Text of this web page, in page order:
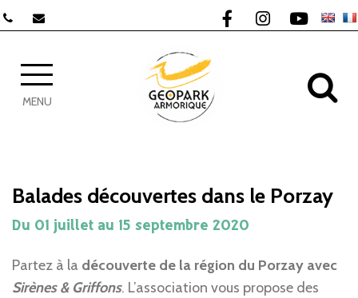
Lien vers le compte
Lien vers le
Lien vers
MENU
Balades découvertes dans le Porzay
Du 01 juillet au 15 septembre 2020
Partez à la découverte de la région du Porzay avec
Sirènes & Griffons. L’association vous propose des